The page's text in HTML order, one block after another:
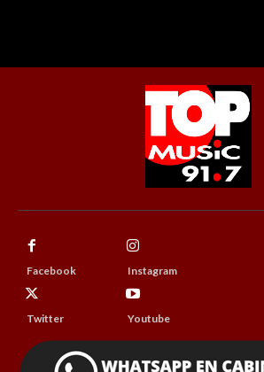
Facebook Instagram
Twitter Youtube